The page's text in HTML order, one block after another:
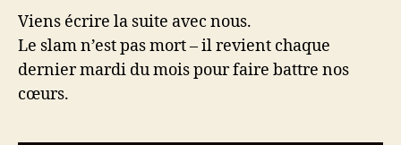
Viens écrire la suite avec nous.
Le slam n’est pas mort – il revient chaque
dernier mardi du mois pour faire battre nos
cœurs.